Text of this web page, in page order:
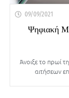
09/09/2021
Ψηφιακή
Άνοιξε το πρωί
αιτήσεων